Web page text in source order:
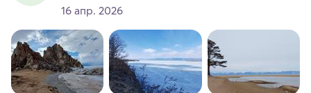
16 апр. 2026